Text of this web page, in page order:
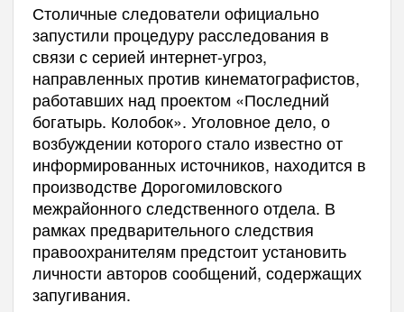
Столичные следователи официально
запустили процедуру расследования в
связи с серией интернет-угроз,
направленных против кинематографистов,
работавших над проектом «Последний
богатырь. Колобок». Уголовное дело, о
возбуждении которого стало известно от
информированных источников, находится в
производстве Дорогомиловского
межрайонного следственного отдела. В
рамках предварительного следствия
правоохранителям предстоит установить
личности авторов сообщений, содержащих
запугивания.